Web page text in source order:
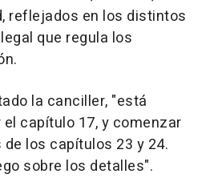
reflejados en los distintos
que regula los
la canciller, "está
capítulo 17, y comenzar
los capítulos 23 y 24.
sobre los detalles".